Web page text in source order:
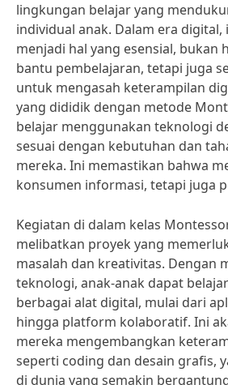
lingkungan belajar yang
individual anak. Dalam era
menjadi hal yang esensial, bukan
bantu pembelajaran, tetapi juga
untuk mengasah keterampilan
yang dididik dengan metode
belajar menggunakan teknologi
sesuai dengan kebutuhan dan
mereka. Ini memastikan bahwa
konsumen informasi, tetapi juga
Kegiatan di dalam kelas
melibatkan proyek yang
masalah dan kreativitas. Dengan
teknologi, anak-anak dapat
berbagai alat digital, mulai dari
hingga platform kolaboratif. Ini
mereka mengembangkan
seperti coding dan desain grafis,
di dunia yang semakin